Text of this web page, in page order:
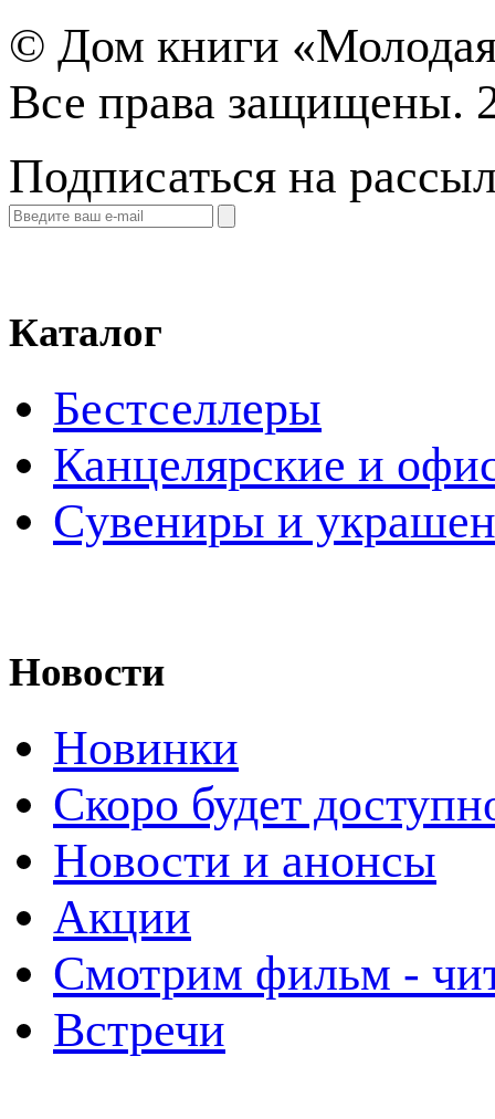
© Дом книги
Все права защищены.
Подписаться на
Каталог
Бестселлеры
Канцелярские и
Cувениры и
Новости
Новинки
Скоро будет
Новости и анонсы
Акции
Смотрим фильм -
Встречи